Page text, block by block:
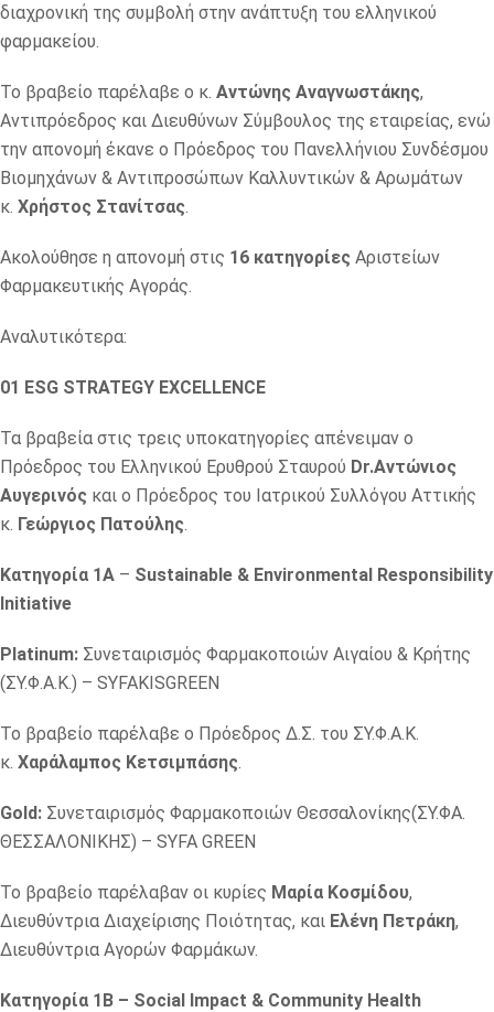
διαχρονική της συμβολή στην ανάπτυξη του ελληνικού
φαρμακείου.
Το βραβείο παρέλαβε ο κ. Αντώνης Αναγνωστάκης,
Αντιπρόεδρος και Διευθύνων Σύμβουλος της εταιρείας, ενώ
την απονομή έκανε ο Πρόεδρος του Πανελλήνιου Συνδέσμου
Βιομηχάνων & Αντιπροσώπων Καλλυντικών & Αρωμάτων
κ. Χρήστος Στανίτσας
Ακολούθησε η απονομή στις 16 κατηγορίες Αριστείων
Φαρμακευτικής Αγοράς.
Αναλυτικότερα:
01 ESG STRATEGY EXCELLENCE
Τα βραβεία στις τρεις υποκατηγορίες απένειμαν ο
Πρόεδρος του Ελληνικού Ερυθρού Σταυρού Dr.Αντώνιος
Αυγερινός και ο Πρόεδρος του Ιατρικού Συλλόγου Αττικής
κ. Γεώργιος Πατούλης
Κατηγορία 1A – Sustainable & Environmental Responsibility
Initiative
Platinum: Συνεταιρισμός Φαρμακοποιών Αιγαίου & Κρήτης
(ΣΥ.Φ.Α.Κ.) – SYFAKISGREEN
Το βραβείο παρέλαβε ο Πρόεδρος Δ.Σ. του ΣΥ.Φ.Α.Κ.
κ. Χαράλαμπος Κετσιμπάσης
Gold: Συνεταιρισμός Φαρμακοποιών Θεσσαλονίκης(ΣΥ.ΦΑ.
ΘΕΣΣΑΛΟΝΙΚΗΣ) – SYFA GREEN
Το βραβείο παρέλαβαν οι κυρίες Μαρία Κοσμίδου,
Διευθύντρια Διαχείρισης Ποιότητας, και Ελένη Πετράκη,
Διευθύντρια Αγορών Φαρμάκων.
Κατηγορία 1Β – Social Impact & Community Health